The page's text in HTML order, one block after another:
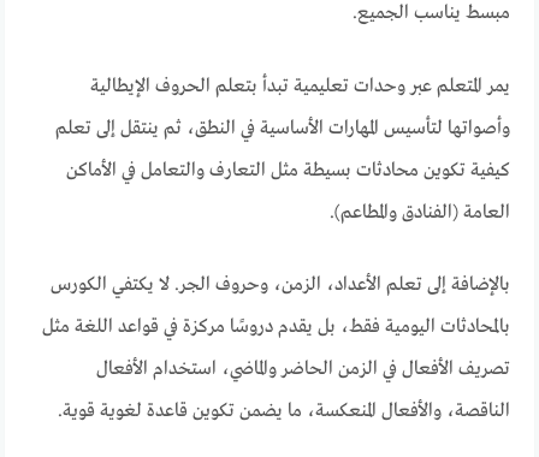
مبسط يناسب الجميع.
يمر المتعلم عبر وحدات تعليمية تبدأ بتعلم الحروف الإيطالية
وأصواتها لتأسيس المهارات الأساسية في النطق، ثم ينتقل إلى تعلم
كيفية تكوين محادثات بسيطة مثل التعارف والتعامل في الأماكن
العامة (الفنادق والمطاعم).
بالإضافة إلى تعلم الأعداد، الزمن، وحروف الجر. لا يكتفي الكورس
بالمحادثات اليومية فقط، بل يقدم دروسًا مركزة في قواعد اللغة مثل
تصريف الأفعال في الزمن الحاضر والماضي، استخدام الأفعال
الناقصة، والأفعال المنعكسة، ما يضمن تكوين قاعدة لغوية قوية.